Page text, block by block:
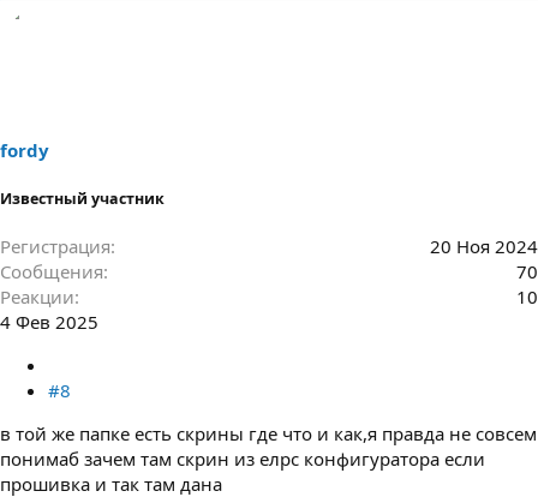
fordy
Известный участник
Регистрация
20 Ноя 2024
Сообщения
70
Реакции
10
4 Фев 2025
#8
в той же папке есть скрины где что и как,я правда не совсем
понимаб зачем там скрин из елрс конфигуратора если
прошивка и так там дана